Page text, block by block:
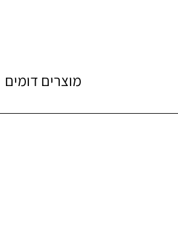
מוצרים דומים